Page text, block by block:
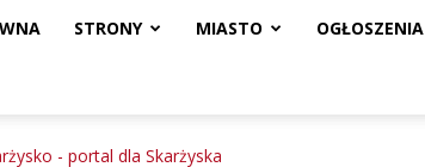
STRONY MIASTO OGŁOSZENIA